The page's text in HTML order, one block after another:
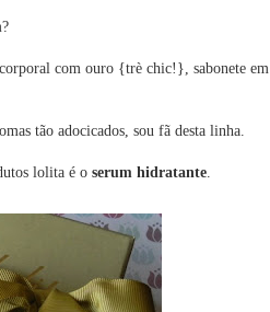
com ouro {trè chic!}, sabonete em
tão adocicados, sou fã desta linha.
lolita é o serum hidratante.